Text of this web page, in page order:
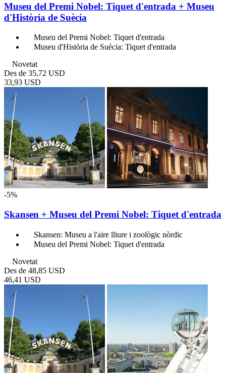
Museu del Premi Nobel: Tiquet d'entrada + Museu
d'Història de Suècia
Museu del Premi Nobel: Tiquet d'entrada
Museu d'Història de Suècia: Tiquet d'entrada
Novetat
Des de 35,72 USD
33,93 USD
-5%
Skansen + Museu del Premi Nobel: Tiquet d'entrada
Skansen: Museu a l'aire lliure i zoològic nòrdic
Museu del Premi Nobel: Tiquet d'entrada
Novetat
Des de 48,85 USD
46,41 USD